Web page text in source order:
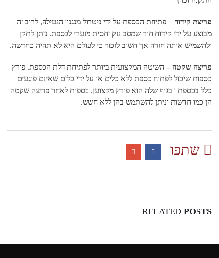
פריצת קידוח – פתיחת הכספת על ידי ניטרול מנגנון הנעילה, לרוב זה
מבוצע על ידי קידוח חור שמסב נזק יחסית מזערי לכספת. ניתן לתקן
ולהשמיש אותה חזרה אך חשוב לזכור כי לעולם היא לא תהיה כחדשה.
פריצה שקטה – השיטה המקצועית ביותר לפתיחת דלת הכספת. פורץ
כספות שיכול לפתוח כספת ללא כלים או על ידי כלים שאינם פוגעים
כלל בכספת ו בגוף שלה הוא פורץ מקצוען. כספות לאחר פריצה שקטה
הן כמו חדשות וניתן להשתמש בהן ללא חשש.
שתפו
RELATED POSTS